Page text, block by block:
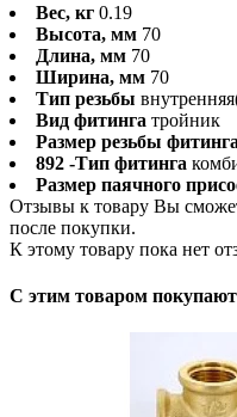
Вес, кг 0.19
Высота, мм 70
Длина, мм 70
Ширина, мм 70
Тип резьбы
Вид фитинга тройник
Размер резьбы фитинга
892 -Тип фитинга
Размер паячного
Отзывы к товару Вы
после покупки.
К этому товару пока нет
C этим товаром покупают